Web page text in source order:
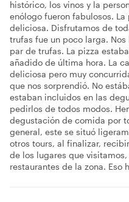
histórico, los vinos y la
enólogo fueron fabulosos.
deliciosa. Disfrutamos de
trufas fue un poco larga.
par de trufas. La pizza
añadido de última hora. La
deliciosa pero muy
que nos sorprendió. No
estaban incluidos en las
pedirlos de todos modos.
degustación de comida por
general, este se situó
otros tours, al finalizar,
de los lugares que
restaurantes de la zona. Eso